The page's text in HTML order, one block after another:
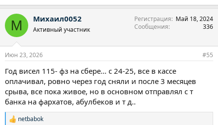
М Михаил0052
Активный участник
Регистрация
Май 18, 2024
Сообщения
336
Июн 23, 2026 #55
Год висел 115- фз на сбере… с 24-25, все в кассе
оплачивал, ровно через год сняли и после 3 месяцев
срыва, все пока живое, но в основном отправлял с т
банка на фархатов, абулбеков и т д..
Р netbabok